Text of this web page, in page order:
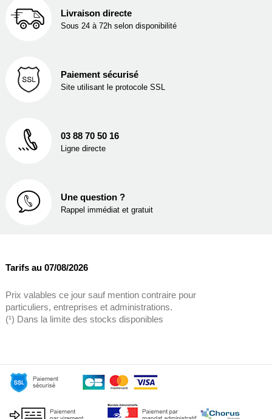
Livraison directe
Sous 24 à 72h selon disponibilité
Paiement sécurisé
Site utilisant le protocole SSL
03 88 70 50 16
Ligne directe
Une question ?
Rappel immédiat et gratuit
Tarifs au 07/08/2026
Prix valables ce jour sauf mention contraire pour
particuliers, entreprises et administrations.
(¹) Dans la limite des stocks disponibles